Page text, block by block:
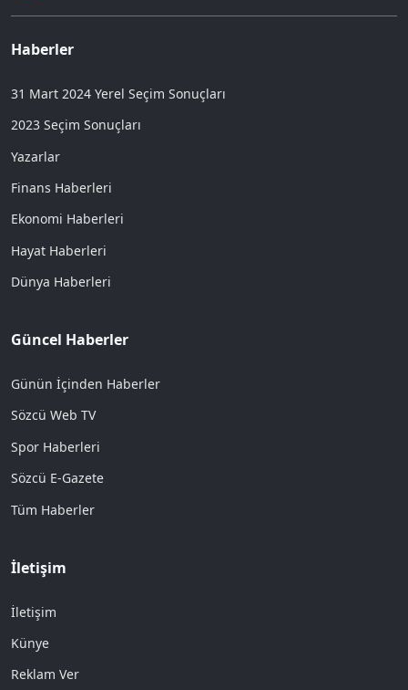
Haberler
31 Mart 2024 Yerel Seçim Sonuçları
2023 Seçim Sonuçları
Yazarlar
Finans Haberleri
Ekonomi Haberleri
Hayat Haberleri
Dünya Haberleri
Güncel Haberler
Günün İçinden Haberler
Sözcü Web TV
Spor Haberleri
Sözcü E-Gazete
Tüm Haberler
İletişim
İletişim
Künye
Reklam Ver